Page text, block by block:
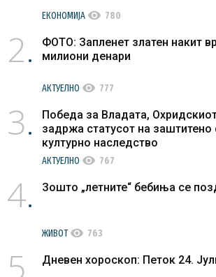
ЕКОНОМИЈА visibility 780
2
ФОТО: Запленет златен накит
милиони денари
АКТУЕЛНО visibility 777
3
Победа за Владата,
задржа статусот на заштитено
културно наследство
АКТУЕЛНО visibility 767
4 Зошто „летните“ бебиња се
ЖИВОТvisibility 763
5 Дневен хороскоп: Петок 24.